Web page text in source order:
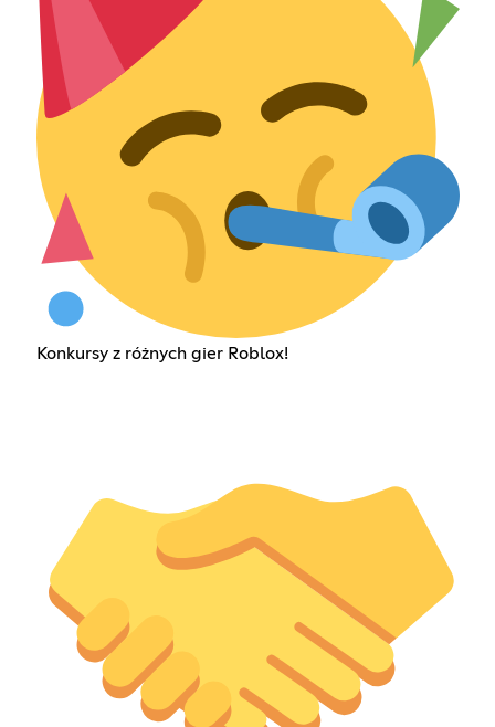
Konkursy z różnych gier Roblox!